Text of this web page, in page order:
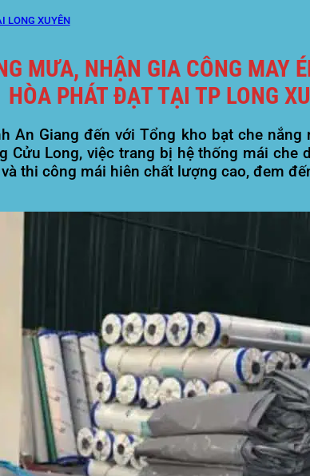
LONG XUYÊN
MƯA, NHẬN GIA CÔNG MAY
HÒA PHÁT ĐẠT TẠI TP LONG
An Giang đến với Tổng kho bạt che
Cửu Long, việc trang bị hệ thống mái
thi công mái hiên chất lượng cao, đem